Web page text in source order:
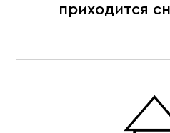
приходится